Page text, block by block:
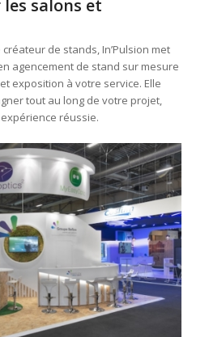
salons et
de stands, In’Pulsion met
agencement de stand sur mesure
exposition à votre service. Elle
tout au long de votre projet,
réussie.